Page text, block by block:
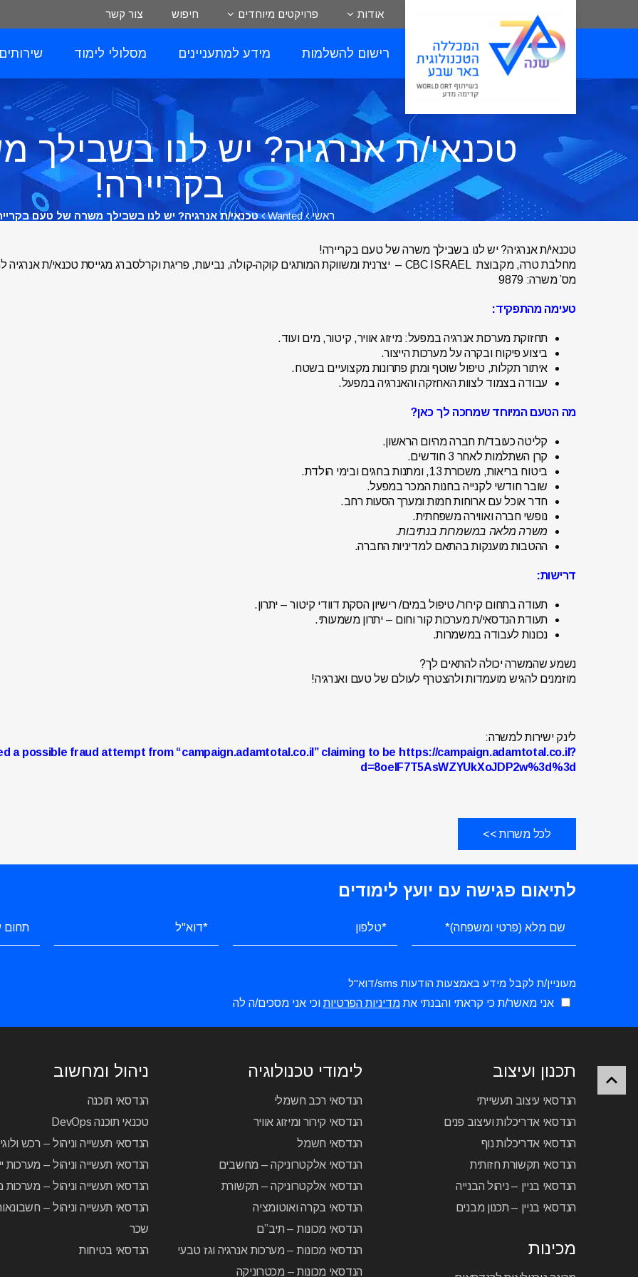
אודות פרויקטים מיוחדים חיפוש צור קשר
רישום להשלמות מידע למתעניינים מסלולי לימוד
טכנאי/ת אנרגיה? יש לנו
בקריירה!
ראשי Wanted טכנאי/ת אנרגיה? יש לנו בשבילך משרה של טעם
טכנאי/ת אנרגיה? יש לנו בשבילך משרה של טעם בקריירה!
מחלבת טרה, מקבוצת CBC ISRAEL – יצרנית ומשווקת המותגים קוקה‑קולה, נביעות, פריגת וקרלסברג מגייסת טכנאי/ת אנרגיה למפעל בנתיבות!
מס’ משרה: 9879
טעימה מהתפקיד:
תחזוקת מערכות אנרגיה במפעל: מיזוג אוויר, קיטור, מים ועוד.
ביצוע פיקוח ובקרה על מערכות הייצור.
איתור תקלות, טיפול שוטף ומתן פתרונות מקצועיים בשטח.
עבודה בצמוד לצוות האחזקה והאנרגיה במפעל.
מה הטעם המיוחד שמחכה לך כאן?
קליטה כעובד/ת חברה מהיום הראשון.
קרן השתלמות לאחר 3 חודשים.
ביטוח בריאות, משכורת 13, ומתנות בחגים ובימי הולדת.
שובר חודשי לקנייה בחנות המכר במפעל.
חדר אוכל עם ארוחות חמות ומערך הסעות רחב.
נופשי חברה ואווירה משפחתית.
משרה מלאה במשמרות בנתיבות.
ההטבות מוענקות בהתאם למדיניות החברה.
דרישות:
תעודה בתחום קירור/ טיפול במים/ רישיון הסקת דוודי קיטור – יתרון.
תעודת הנדסאי/ת מערכות קור וחום – יתרון משמעותי.
נכונות לעבודה במשמרות.
נשמע שהמשרה יכולה להתאים לך?
מוזמנים להגיש מועמדות ולהצטרף לעולם של טעם ואנרגיה!
לינק ישירות למשרה:
a possible fraud attempt from “campaign.adamtotal.co.il” claiming to be https://campaign.adamtotal.co.il?
d=8oeIF7T5AsWZYUkXoJDP2w%3d%3d
לכל משרות >>
לתיאום פגישה עם יועץ לימודים
מעוניין/ת לקבל מידע באמצעות הודעות sms/דוא"ל
אני מאשר/ת כי קראתי והבנתי את מדיניות הפרטיות וכי אני מסכים/ה לה
תכנון ועיצוב
הנדסאי עיצוב תעשייתי
הנדסאי אדריכלות ועיצוב פנים
הנדסאי אדריכלות נוף
הנדסאי תקשורת חזותית
הנדסאי בניין – ניהול הבנייה
הנדסאי בניין – תכנון מבנים
מכינות
לימודי טכנולוגיה
הנדסאי רכב חשמלי
הנדסאי קירור ומיזוג אוויר
הנדסאי חשמל
הנדסאי אלקטרוניקה – מחשבים
הנדסאי אלקטרוניקה – תקשורת
הנדסאי בקרה ואוטומציה
הנדסאי מכונות – תיב”ם
הנדסאי מכונות – מערכות אנרגיה וגז טבעי
הנדסאי מכונות – מכטרוניקה
ניהול ומחשוב
הנדסאי תוכנה
טכנאי תוכנה DevOps
הנדסאי תעשייה וניהול – רכש
הנדסאי תעשייה וניהול – מערכות
הנדסאי תעשייה וניהול – מערכות
הנדסאי תעשייה וניהול –
שכר
הנדסאי בטיחות